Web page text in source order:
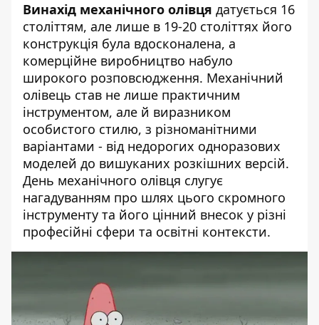
Винахід механічного олівця датується 16
століттям, але лише в 19-20 століттях його
конструкція була вдосконалена, а
комерційне виробництво набуло
широкого розповсюдження. Механічний
олівець став не лише практичним
інструментом, але й виразником
особистого стилю, з різноманітними
варіантами - від недорогих одноразових
моделей до вишуканих розкішних версій.
День механічного олівця слугує
нагадуванням про шлях цього скромного
інструменту та його цінний внесок у різні
професійні сфери та освітні контексти.